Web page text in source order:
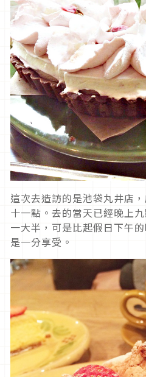
這次去造訪的是池袋丸井店
十一點。去的當天已經晚上
一大半，可是比起假日下午
是一分享受。